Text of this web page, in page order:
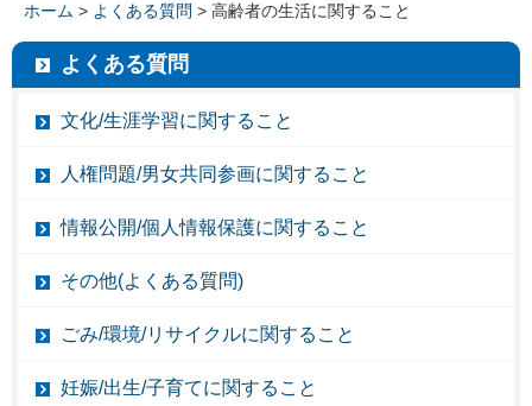
ホーム > よくある質問 > 高齢者の生活に関すること
よくある質問
文化/生涯学習に関すること
人権問題/男女共同参画に関すること
情報公開/個人情報保護に関すること
その他(よくある質問)
ごみ/環境/リサイクルに関すること
妊娠/出生/子育てに関すること